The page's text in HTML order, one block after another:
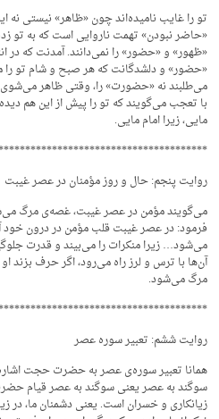
تو را غایب نامیده‌اند چون «ظاهر» نیستی نه
«حاضر نبودن» تهمت ناروایی است که به تو
«ظهور» و «حضور» را نمی‌دانند. آمدنت که در
«حضور» و دلشدگانت که هر صبح و شام تو را
می‌طلبند نه «حضورت» را، وقتی ظاهر
با تعجب می‌گویند که تو را پیش از این هم
مایی، زیرا امام مایی.
روایت پنجم: حال و روز مؤمنان در عصر غیبت
می‌گویند مؤمن در عصر غیبت، غصه‌ی مرگ
فرمود: در عصر غیبت قلب مؤمن در درون
می‌شود… زیرا منکرات را می‌بیند و قدرت
آن‌ها با ترس و لرز راه می‌رود، اگر حرف بزند
مرگ می‌شود.
روایت ششم: تعبیر سوره عصر
همانا تعبیر سوره‌ی عصر به حضرت حجت اشاره
سوگند به عصر یعنی سوگند به عصر قیام
زیانکاری و خسران است. یعنی دشمنان ما، در